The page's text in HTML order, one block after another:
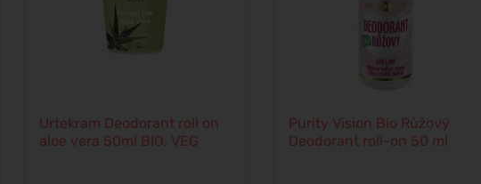
Urtekram Deodorant roll on
aloe vera 50ml BIO, VEG
Purity Vision Bio Růžový
Deodorant roll-on 50 ml